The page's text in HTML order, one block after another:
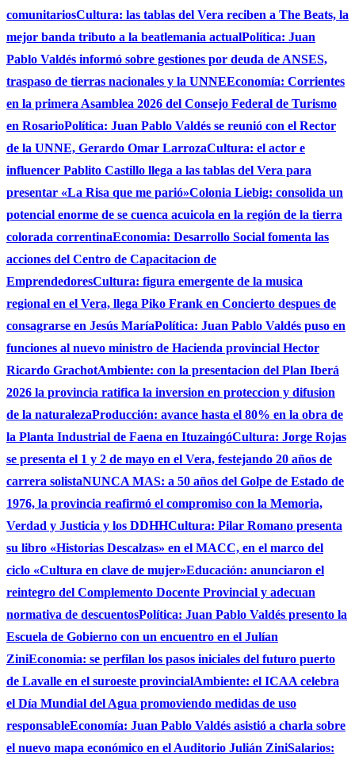
comunitariosCultura: las tablas del Vera reciben a The Beats, la
mejor banda tributo a la beatlemania actualPolítica: Juan
Pablo Valdés informó sobre gestiones por deuda de ANSES,
traspaso de tierras nacionales y la UNNEEconomía: Corrientes
en la primera Asamblea 2026 del Consejo Federal de Turismo
en RosarioPolítica: Juan Pablo Valdés se reunió con el Rector
de la UNNE, Gerardo Omar LarrozaCultura: el actor e
influencer Pablito Castillo llega a las tablas del Vera para
presentar «La Risa que me parió»Colonia Liebig: consolida un
potencial enorme de se cuenca acuicola en la región de la tierra
colorada correntinaEconomia: Desarrollo Social fomenta las
acciones del Centro de Capacitacion de
EmprendedoresCultura: figura emergente de la musica
regional en el Vera, llega Piko Frank en Concierto despues de
consagrarse en Jesús MaríaPolítica: Juan Pablo Valdés puso en
funciones al nuevo ministro de Hacienda provincial Hector
Ricardo GrachotAmbiente: con la presentacion del Plan Iberá
2026 la provincia ratifica la inversion en proteccion y difusion
de la naturalezaProducción: avance hasta el 80% en la obra de
la Planta Industrial de Faena en ItuzaingóCultura: Jorge Rojas
se presenta el 1 y 2 de mayo en el Vera, festejando 20 años de
carrera solistaNUNCA MAS: a 50 años del Golpe de Estado de
1976, la provincia reafirmó el compromiso con la Memoria,
Verdad y Justicia y los DDHHCultura: Pilar Romano presenta
su libro «Historias Descalzas» en el MACC, en el marco del
ciclo «Cultura en clave de mujer»Educación: anunciaron el
reintegro del Complemento Docente Provincial y adecuan
normativa de descuentosPolítica: Juan Pablo Valdés presento la
Escuela de Gobierno con un encuentro en el Julían
ZiniEconomia: se perfilan los pasos iniciales del futuro puerto
de Lavalle en el suroeste provincialAmbiente: el ICAA celebra
el Día Mundial del Agua promoviendo medidas de uso
responsableEconomía: Juan Pablo Valdés asistió a charla sobre
el nuevo mapa económico en el Auditorio Julián ZiniSalarios: